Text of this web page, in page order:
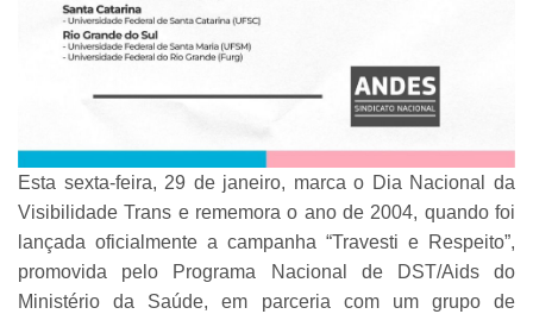
Esta sexta-feira, 29 de janeiro, marca o Dia Nacional da
Visibilidade Trans e rememora o ano de 2004, quando foi
lançada oficialmente a campanha “Travesti e Respeito”,
promovida pelo Programa Nacional de DST/Aids do
Ministério da Saúde, em parceria com um grupo de